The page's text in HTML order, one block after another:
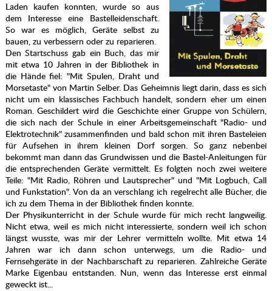
Laden kaufen konnten, wurde so aus
dem Interesse eine Bastelleidenschaft.
So war es möglich, Geräte selbst zu
bauen, zu verbessern oder zu reparieren.
Den Startschuss gab ein Buch, das mir
mit etwa 10 Jahren in der Bibliothek in
die Hände fiel: "Mit Spulen, Draht und
Morsetaste" von Martin Selber. Das Geheimnis liegt darin, dass es sich
nicht um ein klassisches Fachbuch handelt, sondern eher um einen
Roman. Geschildert wird die Geschichte einer Gruppe von Schülern,
die sich nach der Schule in einer Arbeitsgemeinschaft "Radio- und
Elektrotechnik" zusammenfinden und bald schon mit ihren Basteleien
für Aufsehen in ihrem kleinen Dorf sorgen. So ganz nebenbei
bekommt man dann das Grundwissen und die Bastel-Anleitungen für
die entsprechenden Geräte vermittelt. Es folgten noch zwei weitere
Teile: "Mit Radio, Röhren und Lautsprecher" und "Mit Logbuch, Call
und Funkstation". Von da an verschlang ich regelrecht alle Bücher, die
ich zu dem Thema in der Bibliothek finden konnte.
Der Physikunterricht in der Schule wurde für mich recht langweilig.
Nicht etwa, weil es mich nicht interessierte, sondern weil ich schon
längst wusste, was mir der Lehrer vermitteln wollte. Mit etwa 14
Jahren war ich dann schon unterwegs, um die Radio- und
Fernsehgeräte in der Nachbarschaft zu reparieren. Zahlreiche Geräte
Marke Eigenbau entstanden. Nun, wenn das Interesse erst einmal
geweckt ist...